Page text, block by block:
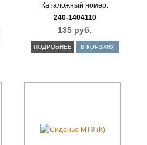
Каталожный номер:
240-1404110
135 руб.
ПОДРОБНЕЕ В КОРЗИНУ